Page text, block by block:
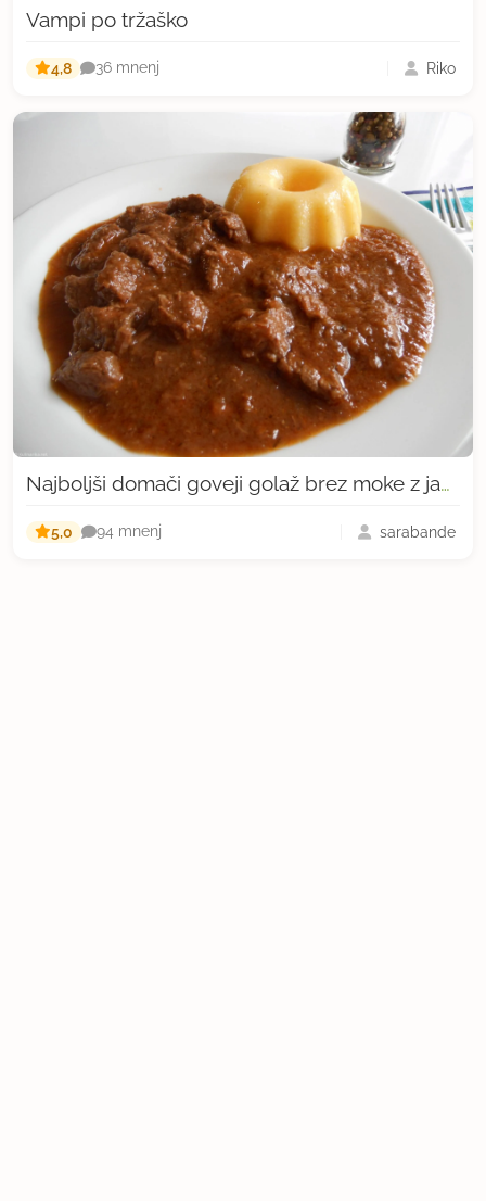
Vampi po tržaško
4,8 36 mnenj Riko
Najboljši domači goveji golaž brez moke z jabolkom in vinom
5,0 94 mnenj sarabande